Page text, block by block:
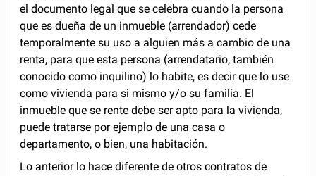
el documento legal que se celebra cuando la persona
que es dueña de un inmueble (arrendador) cede
temporalmente su uso a alguien más a cambio de una
renta, para que esta persona (arrendatario, también
conocido como inquilino) lo habite, es decir que lo use
como vivienda para si mismo y/o su familia. El
inmueble que se rente debe ser apto para la vivienda,
puede tratarse por ejemplo de una casa o
departamento, o bien, una habitación.
Lo anterior lo hace diferente de otros contratos de